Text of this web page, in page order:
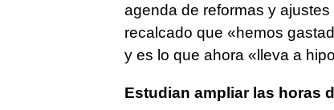
agenda de reformas y
recalcado que «hemos
y es lo que ahora «lleva a
Estudian ampliar las horas